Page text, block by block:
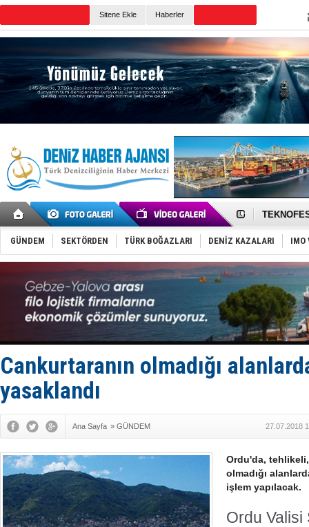
Sitene Ekle Haberler
TAYK -
Tersane
İngiliz
FESCO,
DESE,
35 milyon
İnsansız
Yüzyıl
Anadolu
Derince,
İTU AUV,
GÜNDEM SEKTÖRDEN TÜRK BOĞAZLARI DENİZ KAZALARI IMO
Cankurtaranın olmadığı
yasaklandı
Ana Sayfa » GÜNDEM 27.07.2018
Ordu'da,
olmadığı
işlem yapılacak.
Ordu Valisi